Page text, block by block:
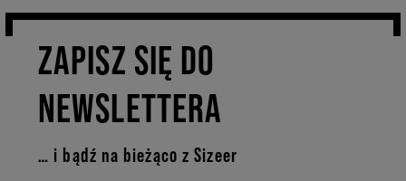
ZAPISZ SIĘ DO
NEWSLETTERA
… i bądź na bieżąco z Sizeer